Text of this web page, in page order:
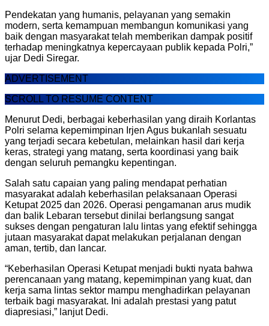
Pendekatan yang humanis, pelayanan yang semakin
modern, serta kemampuan membangun komunikasi yang
baik dengan masyarakat telah memberikan dampak positif
terhadap meningkatnya kepercayaan publik kepada Polri,”
ujar Dedi Siregar.
ADVERTISEMENT
SCROLL TO RESUME CONTENT
Menurut Dedi, berbagai keberhasilan yang diraih Korlantas
Polri selama kepemimpinan Irjen Agus bukanlah sesuatu
yang terjadi secara kebetulan, melainkan hasil dari kerja
keras, strategi yang matang, serta koordinasi yang baik
dengan seluruh pemangku kepentingan.
Salah satu capaian yang paling mendapat perhatian
masyarakat adalah keberhasilan pelaksanaan Operasi
Ketupat 2025 dan 2026. Operasi pengamanan arus mudik
dan balik Lebaran tersebut dinilai berlangsung sangat
sukses dengan pengaturan lalu lintas yang efektif sehingga
jutaan masyarakat dapat melakukan perjalanan dengan
aman, tertib, dan lancar.
“Keberhasilan Operasi Ketupat menjadi bukti nyata bahwa
perencanaan yang matang, kepemimpinan yang kuat, dan
kerja sama lintas sektor mampu menghadirkan pelayanan
terbaik bagi masyarakat. Ini adalah prestasi yang patut
diapresiasi,” lanjut Dedi.